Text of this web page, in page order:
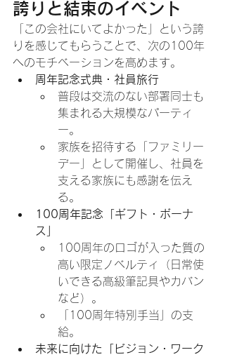
誇りと結束のイベント
「この会社にいてよかった」という誇
りを感じてもらうことで、次の100年
へのモチベーションを高めます。
周年記念式典・社員旅行
普段は交流のない部署同士も
集まれる大規模なパーティ
ー。
家族を招待する「ファミリー
デー」として開催し、社員を
支える家族にも感謝を伝え
る。
100周年記念「ギフト・ボーナ
ス」
100周年のロゴが入った質の
高い限定ノベルティ（日常使
いできる高級筆記具やカバン
など）。
「100周年特別手当」の支
給。
未来に向けた「ビジョン・ワーク